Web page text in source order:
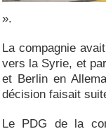
».
La compagnie
vers la Syrie, et
et Berlin en
décision faisait
Le PDG de la